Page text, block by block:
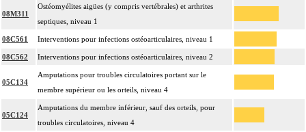
08M311
Ostéomyélites aigües (y compris vertébrales) et arthrites
septiques, niveau 1
08C561 Interventions pour infections ostéoarticulaires, niveau 1
08C562 Interventions pour infections ostéoarticulaires, niveau 2
05C134
Amputations pour troubles circulatoires portant sur le
membre supérieur ou les orteils, niveau 4
05C124
Amputations du membre inférieur, sauf des orteils, pour
troubles circulatoires, niveau 4